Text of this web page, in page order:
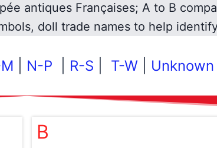
antiques Françaises; A to B
doll trade names to help
N-P R-S T-W Unknown
B